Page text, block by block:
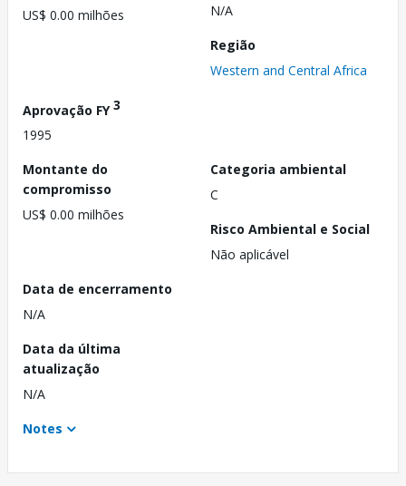
US$ 0.00 milhões
N/A
Região
Western and Central Africa
Aprovação FY3
1995
Montante do
compromisso
US$ 0.00 milhões
Categoria ambiental
C
Risco Ambiental e Social
Não aplicável
Data de encerramento
N/A
Data da última
atualização
N/A
Notes